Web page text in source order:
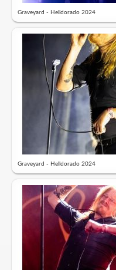
Graveyard - Helldorado 2024
Graveyard - Helldorado 2024